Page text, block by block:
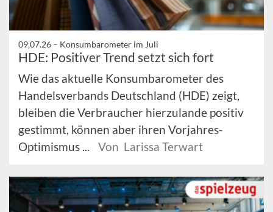
09.07.26 – Konsumbarometer im Juli
HDE: Positiver Trend setzt sich fort
Wie das aktuelle Konsumbarometer des
Handelsverbands Deutschland (HDE) zeigt,
bleiben die Verbraucher hierzulande positiv
gestimmt, können aber ihren Vorjahres-
Optimismus ...
Von Larissa Terwart